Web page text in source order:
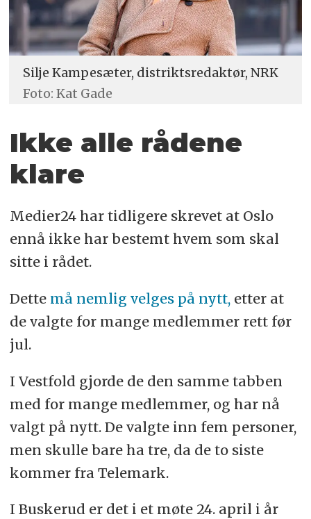
Silje Kampesæter, distriktsredaktør, NRK
Foto: Kat Gade
Ikke alle rådene
klare
Medier24 har tidligere skrevet at Oslo
ennå ikke har bestemt hvem som skal
sitte i rådet.
Dette må nemlig velges på nytt, etter at
de valgte for mange medlemmer rett før
jul.
I Vestfold gjorde de den samme tabben
med for mange medlemmer, og har nå
valgt på nytt. De valgte inn fem personer,
men skulle bare ha tre, da de to siste
kommer fra Telemark.
I Buskerud er det i et møte 24. april i år